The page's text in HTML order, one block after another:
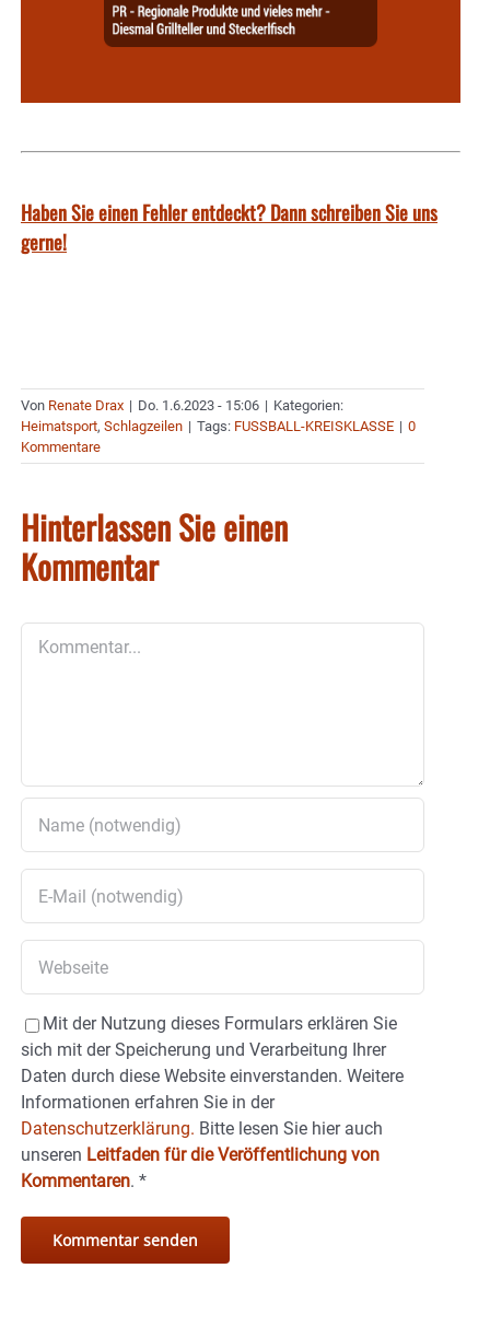
Haben Sie einen Fehler entdeckt? Dann schreiben Sie uns
gerne!
Von Renate Drax | Do. 1.6.2023 - 15:06 | Kategorien:
Heimatsport, Schlagzeilen | Tags: FUSSBALL-KREISKLASSE | 0
Kommentare
Hinterlassen Sie einen
Kommentar
Mit der Nutzung dieses Formulars erklären Sie
sich mit der Speicherung und Verarbeitung Ihrer
Daten durch diese Website einverstanden. Weitere
Informationen erfahren Sie in der
Datenschutzerklärung. Bitte lesen Sie hier auch
unseren Leitfaden für die Veröffentlichung von
Kommentaren. *